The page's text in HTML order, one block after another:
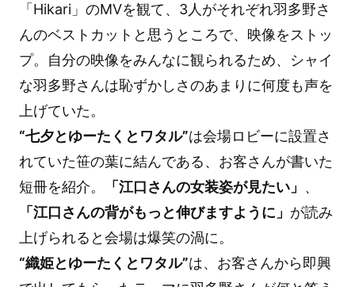
「Hikari」のMVを観て、3人がそれぞれ羽多野さ
んのベストカットと思うところで、映像をストッ
プ。自分の映像をみんなに観られるため、シャイ
な羽多野さんは恥ずかしさのあまりに何度も声を
上げていた。
“七夕とゆーたくとワタル”は会場ロビーに設置さ
れていた笹の葉に結んである、お客さんが書いた
短冊を紹介。
「江口さんの女装姿が見たい」 、
「江口さんの背がもっと伸びますように」 が読み
上げられると会場は爆笑の渦に。
“織姫とゆーたくとワタル”は、お客さんから即興